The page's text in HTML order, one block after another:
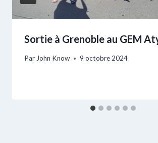
Sortie à Grenoble au GEM
Par John Know 9 octobre 2024